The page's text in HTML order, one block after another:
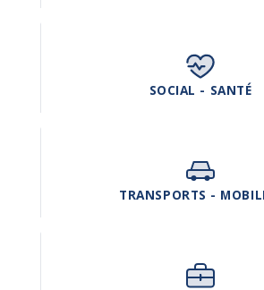
SOCIAL - SANTÉ
TRANSPORTS -